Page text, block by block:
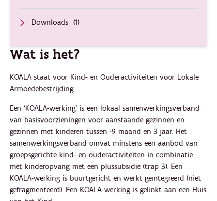
Wat is het?
KOALA staat voor Kind- en Ouderactiviteiten voor Lokale
Armoedebestrijding.
Een ‘KOALA-werking’ is een lokaal samenwerkingsverband
van basisvoorzieningen voor aanstaande gezinnen en
gezinnen met kinderen tussen -9 maand en 3 jaar. Het
samenwerkings­verband omvat minstens een aanbod van
groepsgerichte kind- en ouderactiviteiten in combinatie
met kinderopvang met een plussubsidie (trap 3). Een
KOALA-werking is buurtgericht en werkt geïntegreerd (niet
gefragmenteerd). Een KOALA-werking is gelinkt aan een Huis
Downloads (1)